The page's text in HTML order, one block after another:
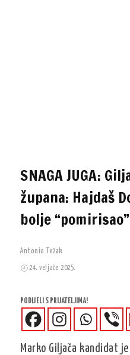
SNAGA JUGA:
župana: Hajdaš
bolje “pomirisao”
Antonio Težak
24. veljače 2025.
PODIJELI S PRIJATELJIMA!
Marko Giljača kandidat